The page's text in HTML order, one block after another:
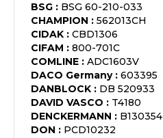
BSG : BSG 60-210-033
CHAMPION : 562013CH
CIDAK : CBD1306
CIFAM : 800-701C
COMLINE : ADC1603V
DACO Germany: 603395
DANBLOCK : DB 520933
DAVID VASCO : T4180
DENCKERMANN : B130354
DON : PCD10232